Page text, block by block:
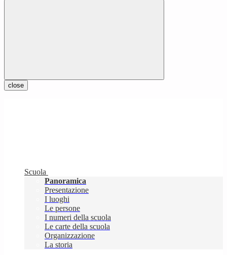
close
Scuola
Panoramica
Presentazione
I luoghi
Le persone
I numeri della scuola
Le carte della scuola
Organizzazione
La storia